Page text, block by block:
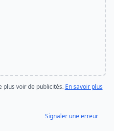
plus voir de publicités. En savoir plus
Signaler une erreur